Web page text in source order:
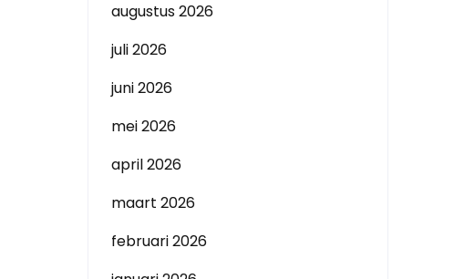
augustus 2026
juli 2026
juni 2026
mei 2026
april 2026
maart 2026
februari 2026